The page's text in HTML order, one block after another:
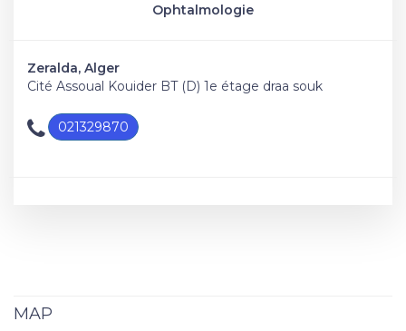
Ophtalmologie
Zeralda, Alger
Cité Assoual Kouider BT (D) 1e étage draa souk
021329870
MAP